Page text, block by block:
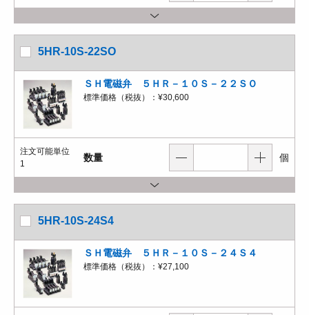
5HR-10S-22SO
ＳＨ電磁弁 ５ＨＲ－１０Ｓ－２２ＳＯ
標準価格（税抜）： ¥30,600
注文可能単位
1
数量 個
5HR-10S-24S4
ＳＨ電磁弁 ５ＨＲ－１０Ｓ－２４Ｓ４
標準価格（税抜）： ¥27,100